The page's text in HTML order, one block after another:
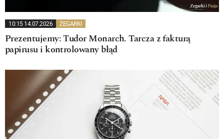
10:15 14.07.2026 ZEGARKI
Prezentujemy: Tudor Monarch. Tarcza z fakturą
papirusu i kontrolowany błąd